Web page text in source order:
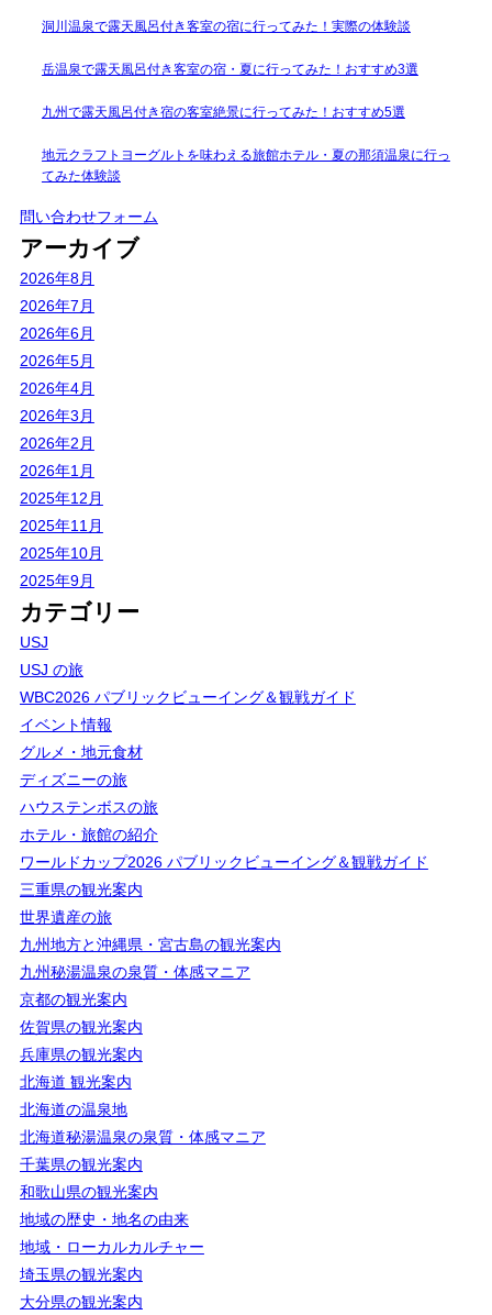
洞川温泉で露天風呂付き客室の宿に行ってみた！実際の体験談
岳温泉で露天風呂付き客室の宿・夏に行ってみた！おすすめ3選
九州で露天風呂付き宿の客室絶景に行ってみた！おすすめ5選
地元クラフトヨーグルトを味わえる旅館ホテル・夏の那須温泉に行っ
てみた体験談
問い合わせフォーム
アーカイブ
2026年8月
2026年7月
2026年6月
2026年5月
2026年4月
2026年3月
2026年2月
2026年1月
2025年12月
2025年11月
2025年10月
2025年9月
カテゴリー
USJ
USJ の旅
WBC2026 パブリックビューイング＆観戦ガイド
イベント情報
グルメ・地元食材
ディズニーの旅
ハウステンボスの旅
ホテル・旅館の紹介
ワールドカップ2026 パブリックビューイング＆観戦ガイド
三重県の観光案内
世界遺産の旅
九州地方と沖縄県・宮古島の観光案内
九州秘湯温泉の泉質・体感マニア
京都の観光案内
佐賀県の観光案内
兵庫県の観光案内
北海道 観光案内
北海道の温泉地
北海道秘湯温泉の泉質・体感マニア
千葉県の観光案内
和歌山県の観光案内
地域の歴史・地名の由来
地域・ローカルカルチャー
埼玉県の観光案内
大分県の観光案内